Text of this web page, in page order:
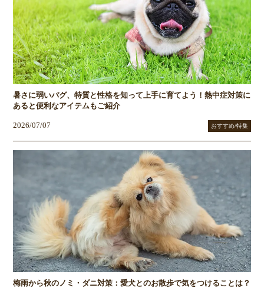
暑さに弱いパグ、特質と性格を知って上手に育てよう！熱中症対策に
あると便利なアイテムもご紹介
2026/07/07 おすすめ/特集
梅雨から秋のノミ・ダニ対策：愛犬とのお散歩で気をつけることは？